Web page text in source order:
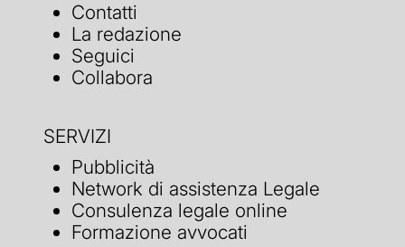
Contatti
La redazione
Seguici
Collabora
SERVIZI
Pubblicità
Network di assistenza Legale
Consulenza legale online
Formazione avvocati